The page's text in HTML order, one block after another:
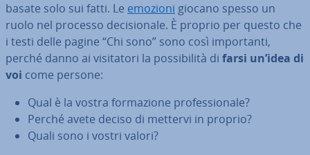
basate solo sui fatti. Le emozioni giocano spesso un
ruolo nel processo de­ci­sio­na­le. È proprio per questo che
i testi delle pagine “Chi sono” sono così im­por­tan­ti,
perché danno ai vi­si­ta­to­ri la pos­si­bi­li­tà di farsi un’idea di
voi come persone:
Qual è la vostra for­ma­zio­ne pro­fes­sio­na­le?
Perché avete deciso di mettervi in proprio?
Quali sono i vostri valori?